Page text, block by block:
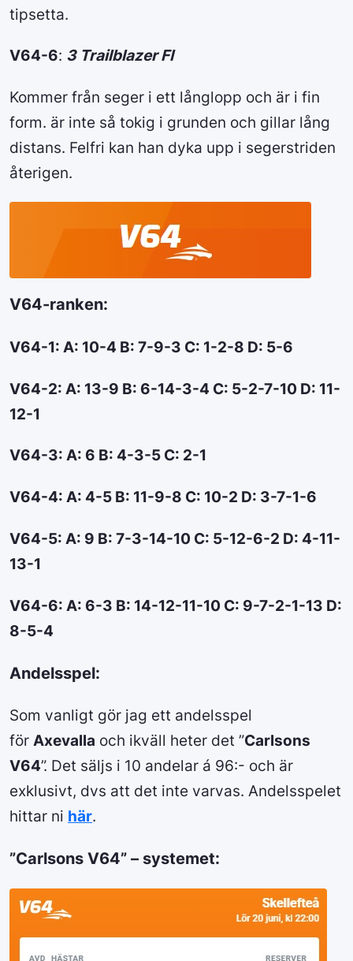
tipsetta.
V64-6: 3 Trailblazer FI
Kommer från seger i ett långlopp och är i fin
form. är inte så tokig i grunden och gillar lång
distans. Felfri kan han dyka upp i segerstriden
återigen.
V64-ranken:
V64-1: A: 10-4 B: 7-9-3 C: 1-2-8 D: 5-6
V64-2: A: 13-9 B: 6-14-3-4 C: 5-2-7-10 D: 11-
12-1
V64-3: A: 6 B: 4-3-5 C: 2-1
V64-4: A: 4-5 B: 11-9-8 C: 10-2 D: 3-7-1-6
V64-5: A: 9 B: 7-3-14-10 C: 5-12-6-2 D: 4-11-
13-1
V64-6: A: 6-3 B: 14-12-11-10 C: 9-7-2-1-13 D:
8-5-4
Andelsspel:
Som vanligt gör jag ett andelsspel
för Axevalla och ikväll heter det ”Carlsons
V64”. Det säljs i 10 andelar á 96:- och är
exklusivt, dvs att det inte varvas. Andelsspelet
hittar ni här.
”Carlsons V64” – systemet: